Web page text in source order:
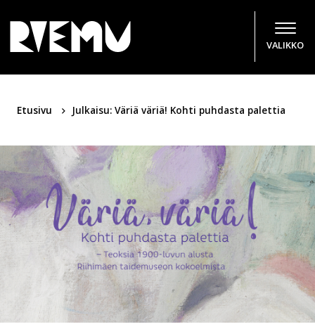
VALIKKO
Etusivu Julkaisu: Väriä väriä! Kohti puhdasta palettia